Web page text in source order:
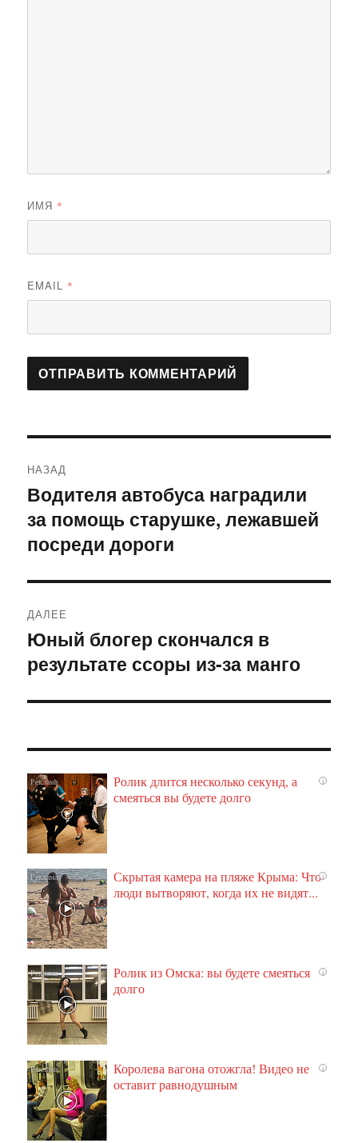
ИМЯ *
EMAIL *
по
записям
НАЗАД
Предыдущая
запись:
Водителя автобуса наградили
за помощь старушке, лежавшей
посреди дороги
ДАЛЕЕ
Следующая
запись:
Юный блогер скончался в
результате ссоры из-за манго
i
Ролик длится несколько секунд, а
смеяться вы будете долго
i
Скрытая камера на пляже Крыма: Что
люди вытворяют, когда их не видят...
i
Ролик из Омска: вы будете смеяться
долго
i
Королева вагона отожгла! Видео не
оставит равнодушным